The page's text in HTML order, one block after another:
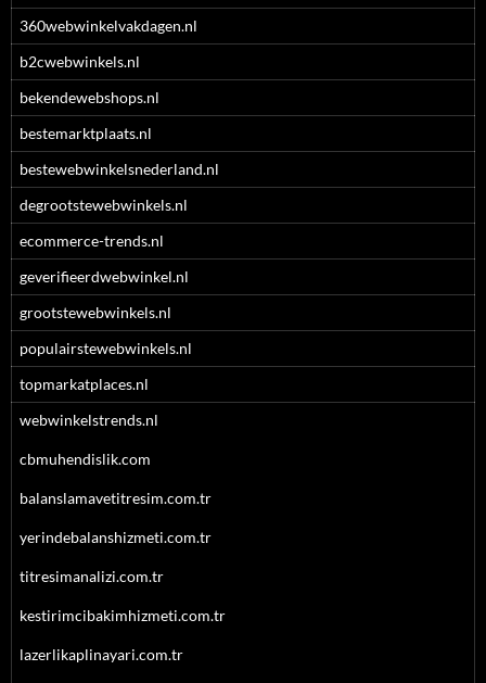
360webwinkelvakdagen.nl
b2cwebwinkels.nl
bekendewebshops.nl
bestemarktplaats.nl
bestewebwinkelsnederland.nl
degrootstewebwinkels.nl
ecommerce-trends.nl
geverifieerdwebwinkel.nl
grootstewebwinkels.nl
populairstewebwinkels.nl
topmarkatplaces.nl
webwinkelstrends.nl
cbmuhendislik.com
balanslamavetitresim.com.tr
yerindebalanshizmeti.com.tr
titresimanalizi.com.tr
kestirimcibakimhizmeti.com.tr
lazerlikaplinayari.com.tr